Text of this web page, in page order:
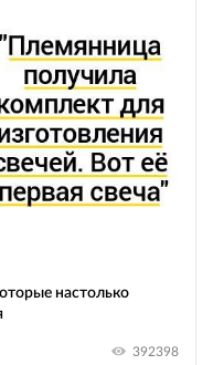
настолько
392398